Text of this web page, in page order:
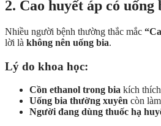
2. Cao huyết áp có
Nhiều người bệnh thường thắc mắc
lời là không nên uống bia.
Lý do khoa học:
Cồn ethanol trong bia kích
Uống bia thường xuyên còn
Người đang dùng thuốc hạ